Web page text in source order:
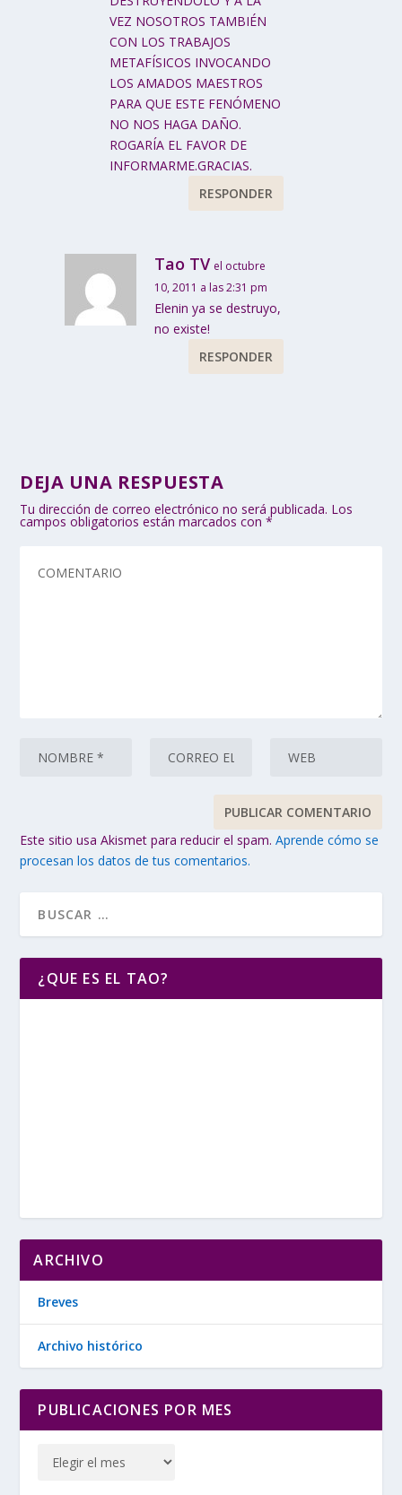
VEZ NOSOTROS TAMBIÉN
CON LOS TRABAJOS
METAFÍSICOS INVOCANDO
LOS AMADOS MAESTROS
PARA QUE ESTE FENÓMENO
NO NOS HAGA DAÑO.
ROGARÍA EL FAVOR DE
INFORMARME.GRACIAS.
RESPONDER
Tao TV el octubre
10, 2011 a las 2:31 pm
Elenin ya se destruyo,
no existe!
RESPONDER
DEJA UNA RESPUESTA
Tu dirección de correo electrónico no será publicada. Los
campos obligatorios están marcados con*
Este sitio usa Akismet para reducir el spam.Aprende cómo se
procesan los datos de tus comentarios.
¿QUE ES EL TAO?
ARCHIVO
Breves
Archivo histórico
PUBLICACIONES POR MES